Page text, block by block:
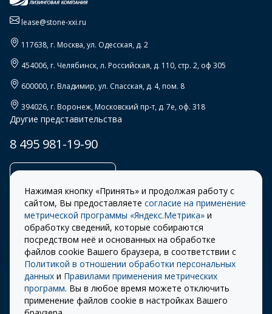
lease@stone-xxi.ru
117638, г. Москва,ул. Одесская, д. 2
454006, г. Челябинск,л. Российская, д. 110, стр. 2, оф 305
600000, г. Владимир,ул. Спасская, д. 4, пом. 8
394026, г. Воронеж,Московский пр-т, д. 7е, оф. 318
Другие представительства
8 495 981-19-90
© 2026 «СТОУН-XXI»
Разработка сайта –
ITECH
Правила
использования cookie
Правила пользования
сайтом
Политика
конфиденциальности
Нажимая кнопку «Принять» и продолжая работу с
сайтом, Вы предоставляете согласие на применение
метрической программы «Яндекс.Метрика» и
обработку сведений, которые собираются
посредством неё и основанных на обработке
файлов cookie Вашего браузера, в соответствии с
Политикой в отношении обработки персональных
данных и Правилами применения метрических
программ. Вы в любое время можете отключить
применение файлов cookie в настройках Вашего